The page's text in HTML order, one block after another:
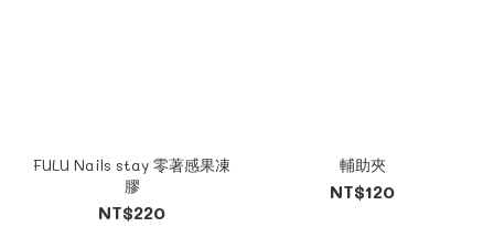
FULU Nails stay 零著感果凍
膠
NT$220
輔助夾
NT$120